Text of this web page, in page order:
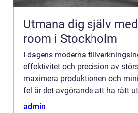
Utmana dig själv
room i Stockholm
I dagens moderna
effektivitet och precision av
maximera produktionen och
fel är det avgörande att ha rätt
plats. En av de nyckel...
admin